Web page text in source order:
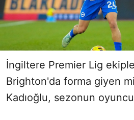
İngiltere Premier Lig
Brighton'da forma giyen
Kadıoğlu, sezonun